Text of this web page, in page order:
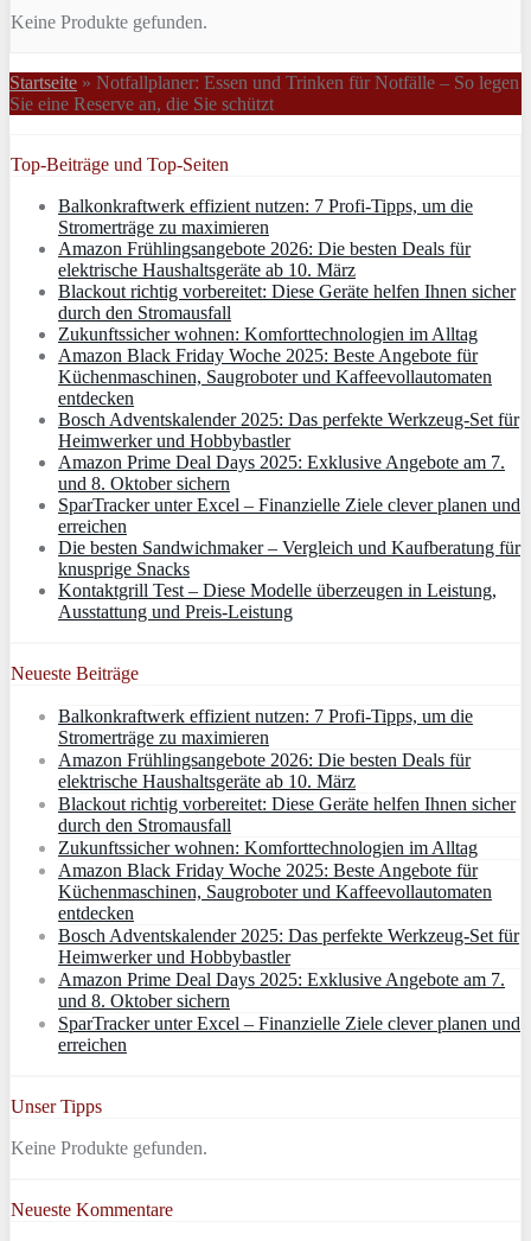
Keine Produkte gefunden.
Startseite » Notfallplaner: Essen und Trinken für Notfälle – So legen
Sie eine Reserve an, die Sie schützt
Top-Beiträge und Top-Seiten
Balkonkraftwerk effizient nutzen: 7 Profi-Tipps, um die
Stromerträge zu maximieren
Amazon Frühlingsangebote 2026: Die besten Deals für
elektrische Haushaltsgeräte ab 10. März
Blackout richtig vorbereitet: Diese Geräte helfen Ihnen sicher
durch den Stromausfall
Zukunftssicher wohnen: Komforttechnologien im Alltag
Amazon Black Friday Woche 2025: Beste Angebote für
Küchenmaschinen, Saugroboter und Kaffeevollautomaten
entdecken
Bosch Adventskalender 2025: Das perfekte Werkzeug-Set für
Heimwerker und Hobbybastler
Amazon Prime Deal Days 2025: Exklusive Angebote am 7.
und 8. Oktober sichern
SparTracker unter Excel – Finanzielle Ziele clever planen und
erreichen
Die besten Sandwichmaker – Vergleich und Kaufberatung für
knusprige Snacks
Kontaktgrill Test – Diese Modelle überzeugen in Leistung,
Ausstattung und Preis-Leistung
Neueste Beiträge
Balkonkraftwerk effizient nutzen: 7 Profi-Tipps, um die
Stromerträge zu maximieren
Amazon Frühlingsangebote 2026: Die besten Deals für
elektrische Haushaltsgeräte ab 10. März
Blackout richtig vorbereitet: Diese Geräte helfen Ihnen sicher
durch den Stromausfall
Zukunftssicher wohnen: Komforttechnologien im Alltag
Amazon Black Friday Woche 2025: Beste Angebote für
Küchenmaschinen, Saugroboter und Kaffeevollautomaten
entdecken
Bosch Adventskalender 2025: Das perfekte Werkzeug-Set für
Heimwerker und Hobbybastler
Amazon Prime Deal Days 2025: Exklusive Angebote am 7.
und 8. Oktober sichern
SparTracker unter Excel – Finanzielle Ziele clever planen und
erreichen
Unser Tipps
Keine Produkte gefunden.
Neueste Kommentare